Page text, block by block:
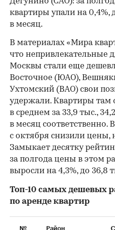
квартиры упали на 0,4%,
в месяц.
В материалах «Мира
что непривлекательные
Москвы стали еще
Восточное (ЮАО),
Ухтомский (ВАО) свои
удержали. Квартиры там
в среднем за 33,9 тыс.,
в месяц соответственно.
с октября снизили цены,
Замыкает десятку
за полгода цены в этом
выросли на 4,3%, до 36,8
Топ-10 самых дешевых
по аренде квартир
№ Район